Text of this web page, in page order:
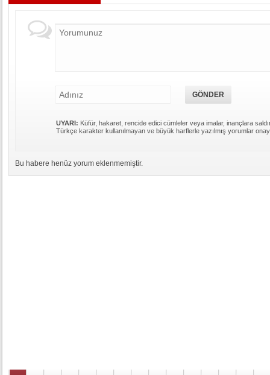
UYARI: Küfür, hakaret, rencide edici cümleler veya imalar, inançlara
Türkçe karakter kullanılmayan ve büyük harflerle yazılmış yorumlar
Bu habere henüz yorum eklenmemiştir.